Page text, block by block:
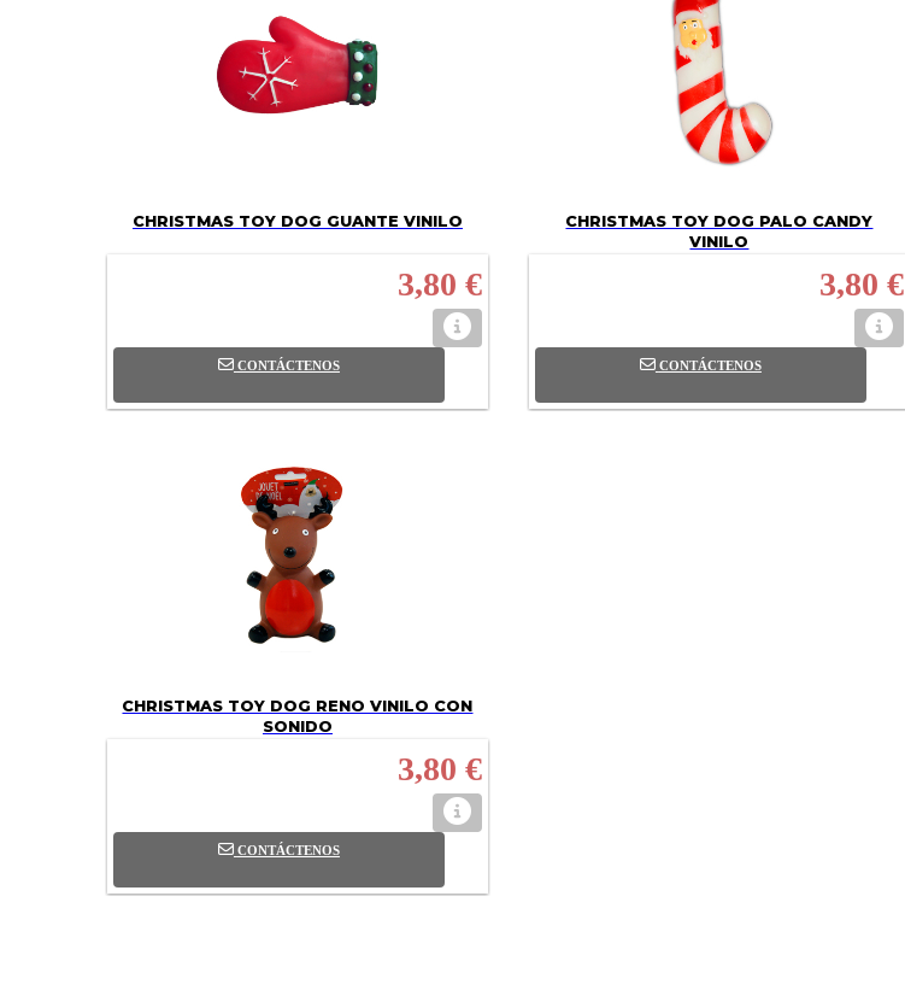
CHRISTMAS TOY DOG GUANTE VINILO
3,80 €
CONTÁCTENOS
CHRISTMAS TOY DOG PALO CANDY
VINILO
3,80 €
CONTÁCTENOS
CHRISTMAS TOY DOG RENO VINILO CON
SONIDO
3,80 €
CONTÁCTENOS